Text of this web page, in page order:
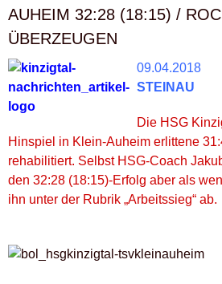
AUHEIM 32:28 (18:15) /
ÜBERZEUGEN
09.04.2018
STEINAU
Die HSG
Hinspiel in Klein-Auheim erlittene
rehabilitiert. Selbst HSG-Coach
den 32:28 (18:15)-Erfolg aber als
ihn unter der Rubrik „Arbeitssieg“ ab.